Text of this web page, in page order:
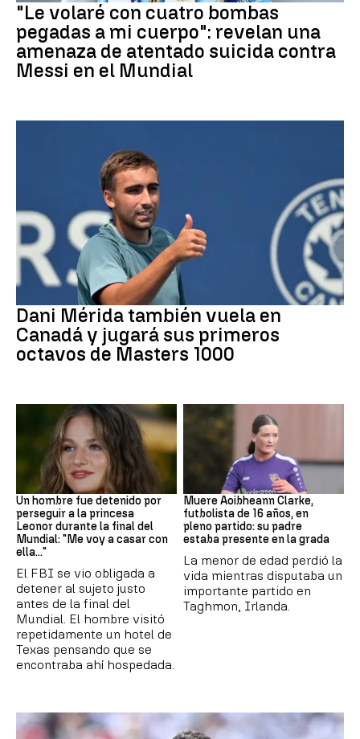
"Le volaré con cuatro bombas
pegadas a mi cuerpo": revelan una
amenaza de atentado suicida contra
Messi en el Mundial
Dani Mérida también vuela en
Canadá y jugará sus primeros
octavos de Masters 1000
Mundial 2026
Un hombre fue detenido por
perseguir a la princesa
Leonor durante la final del
Mundial: "Me voy a casar con
ella..."
El FBI se vio obligada a
detener al sujeto justo
antes de la final del
Mundial. El hombre visitó
repetidamente un hotel de
Texas pensando que se
encontraba ahí hospedada.
Muere Aoibheann Clarke,
futbolista de 16 años, en
pleno partido: su padre
estaba presente en la grada
La menor de edad perdió la
vida mientras disputaba un
importante partido en
Taghmon, Irlanda.